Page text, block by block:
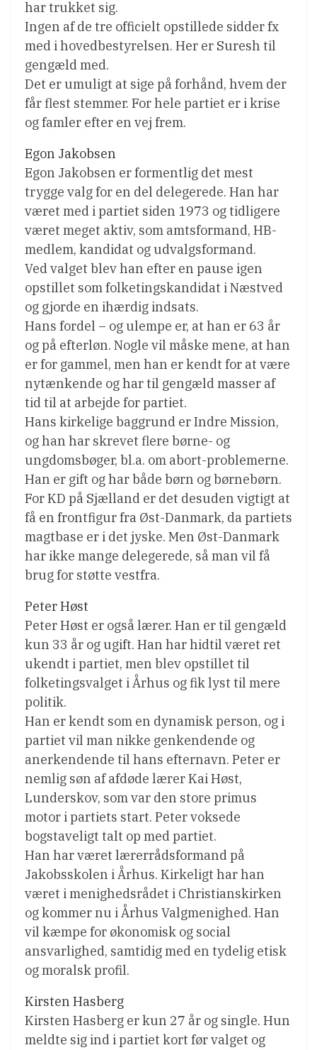
har trukket sig.
Ingen af de tre officielt opstillede sidder fx
med i hovedbestyrelsen. Her er Suresh til
gengæld med.
Det er umuligt at sige på forhånd, hvem der
får flest stemmer. For hele partiet er i krise
og famler efter en vej frem.
Egon Jakobsen
Egon Jakobsen er formentlig det mest
trygge valg for en del delegerede. Han har
været med i partiet siden 1973 og tidligere
været meget aktiv, som amtsformand, HB-
medlem, kandidat og udvalgsformand.
Ved valget blev han efter en pause igen
opstillet som folketingskandidat i Næstved
og gjorde en ihærdig indsats.
Hans fordel – og ulempe er, at han er 63 år
og på efterløn. Nogle vil måske mene, at han
er for gammel, men han er kendt for at være
nytænkende og har til gengæld masser af
tid til at arbejde for partiet.
Hans kirkelige baggrund er Indre Mission,
og han har skrevet flere børne- og
ungdomsbøger, bl.a. om abort-problemerne.
Han er gift og har både børn og børnebørn.
For KD på Sjælland er det desuden vigtigt at
få en frontfigur fra Øst-Danmark, da partiets
magtbase er i det jyske. Men Øst-Danmark
har ikke mange delegerede, så man vil få
brug for støtte vestfra.
Peter Høst
Peter Høst er også lærer. Han er til gengæld
kun 33 år og ugift. Han har hidtil været ret
ukendt i partiet, men blev opstillet til
folketingsvalget i Århus og fik lyst til mere
politik.
Han er kendt som en dynamisk person, og i
partiet vil man nikke genkendende og
anerkendende til hans efternavn. Peter er
nemlig søn af afdøde lærer Kai Høst,
Lunderskov, som var den store primus
motor i partiets start. Peter voksede
bogstaveligt talt op med partiet.
Han har været lærerrådsformand på
Jakobsskolen i Århus. Kirkeligt har han
været i menighedsrådet i Christianskirken
og kommer nu i Århus Valgmenighed. Han
vil kæmpe for økonomisk og social
ansvarlighed, samtidig med en tydelig etisk
og moralsk profil.
Kirsten Hasberg
Kirsten Hasberg er kun 27 år og single. Hun
meldte sig ind i partiet kort før valget og